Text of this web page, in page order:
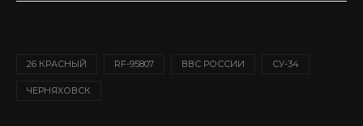
26 КРАСНЫЙ RF-95807 ВВС РОССИИ СУ-34
ЧЕРНЯХОВСК